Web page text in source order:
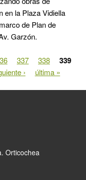
en la Plaza Vidiella
de Plan de
Garzón.
337 338 339
› última »
Orticochea